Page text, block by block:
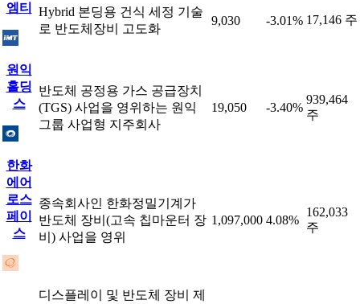
엠티
Hybrid 본딩용 건식 세정 기술
로 반도체장비 고도화
9,030 -3.01% 17,146 주
원익
홀딩
스
반도체 공정용 가스 공급장치
(TGS) 사업을 영위하는 원익
그룹 사업형 지주회사
19,050 -3.40%
939,464
주
한화
에어
로스
페이
스
종속회사인 한화정밀기계가
반도체 장비(고속 칩마운터 장
비) 사업을 영위
1,097,000 4.08%
162,033
주
디스플레이 및 반도체 장비 제